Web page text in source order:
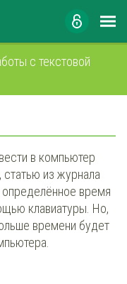
с текстовой
в компьютер
статью из журнала
время
клавиатуры. Но,
времени будет